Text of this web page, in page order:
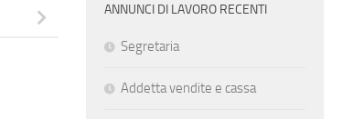
ANNUNCI DI LAVORO RECENTI
Segretaria
Addetta vendite e cassa